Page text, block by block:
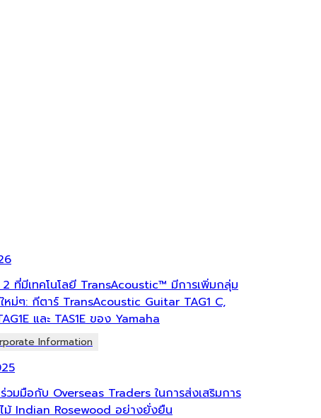
ที่มีเทคโนโลยี TransAcoustic™ มีการเพิ่มกลุ่ม
ม่ๆ: กีตาร์ TransAcoustic Guitar TAG1 C,
และ TAS1E ของ Yamaha
Information
วมมือกับ Overseas Traders ในการส่งเสริมการ
ม้ Indian Rosewood อย่างยั่งยืน